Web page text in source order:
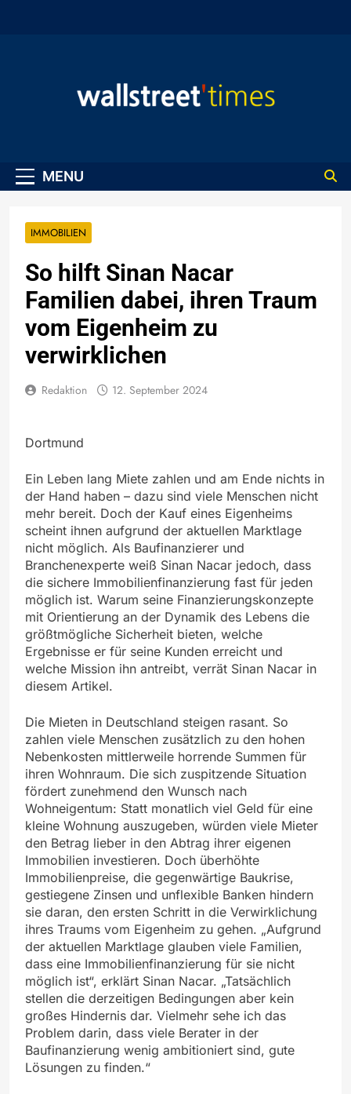
MENU
IMMOBILIEN
So hilft Sinan Nacar
Familien dabei, ihren Traum
vom Eigenheim zu
verwirklichen
Redaktion 12. September 2024
Dortmund
Ein Leben lang Miete zahlen und am Ende nichts in
der Hand haben – dazu sind viele Menschen nicht
mehr bereit. Doch der Kauf eines Eigenheims
scheint ihnen aufgrund der aktuellen Marktlage
nicht möglich. Als Baufinanzierer und
Branchenexperte weiß Sinan Nacar jedoch, dass
die sichere Immobilienfinanzierung fast für jeden
möglich ist. Warum seine Finanzierungskonzepte
mit Orientierung an der Dynamik des Lebens die
größtmögliche Sicherheit bieten, welche
Ergebnisse er für seine Kunden erreicht und
welche Mission ihn antreibt, verrät Sinan Nacar in
diesem Artikel.
Die Mieten in Deutschland steigen rasant. So
zahlen viele Menschen zusätzlich zu den hohen
Nebenkosten mittlerweile horrende Summen für
ihren Wohnraum. Die sich zuspitzende Situation
fördert zunehmend den Wunsch nach
Wohneigentum: Statt monatlich viel Geld für eine
kleine Wohnung auszugeben, würden viele Mieter
den Betrag lieber in den Abtrag ihrer eigenen
Immobilien investieren. Doch überhöhte
Immobilienpreise, die gegenwärtige Baukrise,
gestiegene Zinsen und unflexible Banken hindern
sie daran, den ersten Schritt in die Verwirklichung
ihres Traums vom Eigenheim zu gehen. „Aufgrund
der aktuellen Marktlage glauben viele Familien,
dass eine Immobilienfinanzierung für sie nicht
möglich ist“, erklärt Sinan Nacar. „Tatsächlich
stellen die derzeitigen Bedingungen aber kein
großes Hindernis dar. Vielmehr sehe ich das
Problem darin, dass viele Berater in der
Baufinanzierung wenig ambitioniert sind, gute
Lösungen zu finden.“